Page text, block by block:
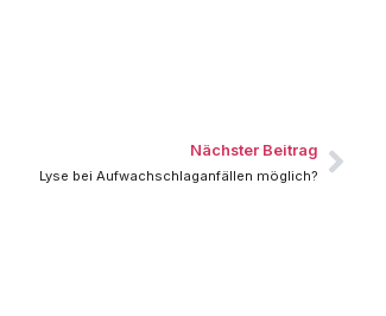
Nächster Beitrag
Lyse bei Aufwachschlaganfällen möglich?